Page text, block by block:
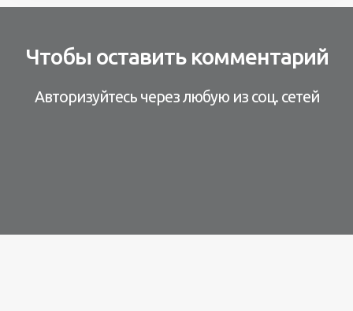
Чтобы оставить комментарий
Авторизуйтесь через любую из соц. сетей